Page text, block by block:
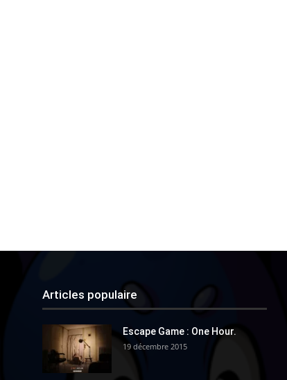
Articles populaire
Escape Game : One Hour.
19 décembre 2015